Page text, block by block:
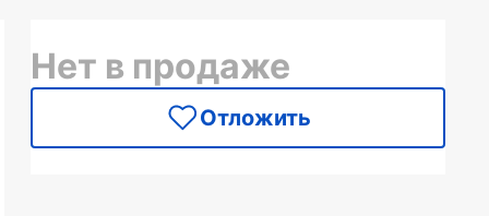
Нет в продаже
Отложить